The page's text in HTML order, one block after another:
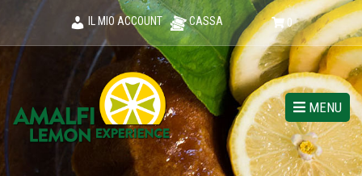
IL MIO ACCOUNT CASSA 0
MENU